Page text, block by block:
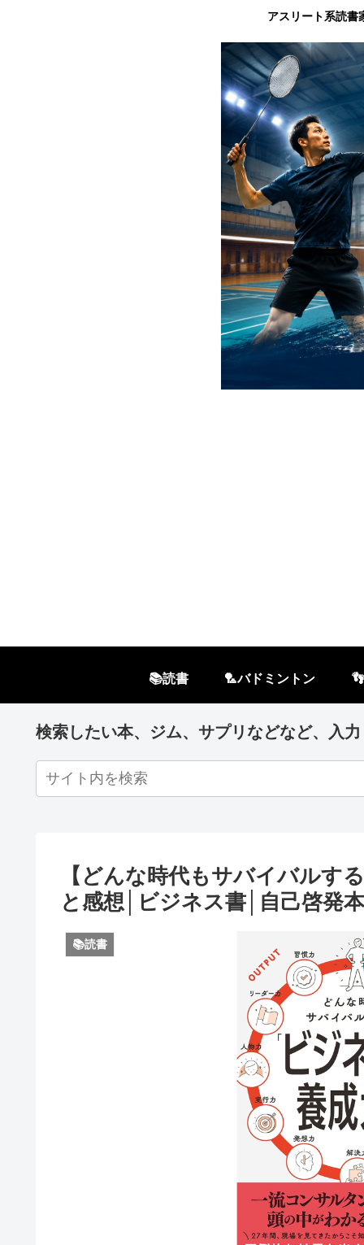
アスリート系読書
📚読書 🏸バドミントン
検索したい本、ジム、サプリなどなど、入
【どんな時代もサバイバルす
と感想│ビジネス書│自己啓発本
📚読書